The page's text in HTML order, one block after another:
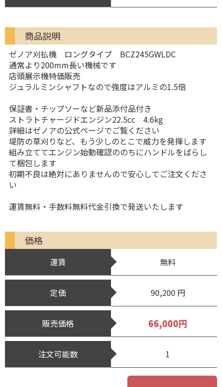
商品説明
ゼノア刈払機 ロングタイプ BCZ245GWLDC
通常より200mm長い機械です
店頭展示機特価販売
ジュラルミンシャフトなので強度はアルミの1.5倍
保証書・チップソーなど新品添付品付き
ストラトチャージドエンジン22.5cc 4.6kg
詳細はゼノアの公式ページでご覧ください
堤防の草刈りなど、もう少しのとこで威力を発揮します
組み立ててエンジン始動確認ののちにハンドルをばらし
て梱包します
初期不良は絶対にありませんので安心してご注文くださ
い
運賃無料・手数料無料代金引換で発送いたします
価格
運賃 無料
定価 90,200 円
販売価格 66,000円
注文可能数 1